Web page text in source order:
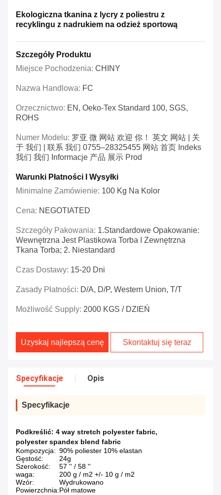
Ekologiczna tkanina z lycry z poliestru z
recyklingu z nadrukiem na odzież sportową
Szczegóły Produktu
Miejsce Pochodzenia: CHINY
Nazwa Handlowa: FC
Orzecznictwo: EN, Oeko-Tex Standard 100, SGS,
ROHS
Numer Modelu: 罗亚 微 网站 欢迎 你！ 英文 网站 | 关
于 我们 | 联系 我们 0755–28325455 网站 首页 Indeks
我们 我们 Informacje 产品 展示 Prod
Warunki Płatności I Wysyłki
Minimalne Zamówienie: 100 Kg Na Kolor
Cena: NEGOTIATED
Szczegóły Pakowania: 1.Standardowe Opakowanie:
Wewnętrzna Jest Plastikowa Torba I Zewnętrzna
Tkana Torba; 2. Niestandard
Czas Dostawy: 15-20 Dni
Zasady Płatności: D/A, D/P, Western Union, T/T
Możliwość Supply: 2000 KGS / DZIEŃ
Uzyskaj najlepszą cenę Skontaktuj się teraz
Specyfikacje Opis
Specyfikacje
Podkreślić: 4 way stretch polyester fabric,
polyester spandex blend fabric
Kompozycja: 90% poliester 10% elastan
Gęstość:
24g
Szerokość:
57 '' / 58 ''
waga:
200 g / m2 +/- 10 g / m2
Wzór:
Wydrukowano
Powierzchnia:Pół matowe